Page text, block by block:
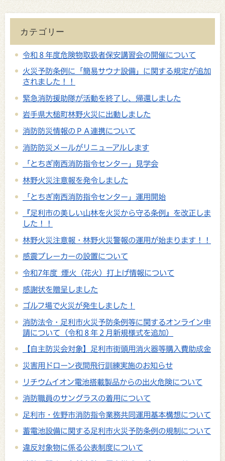
カテゴリー
令和８年度危険物取扱者保安講習会の開催について
火災予防条例に「簡易サウナ設備」に関する規定が追加
されました！！
緊急消防援助隊が活動を終了し、帰還しました
岩手県大槌町林野火災に出動しました
消防防災情報のＰＡ連携について
消防防災メールがリニューアルします
「とちぎ南西消防指令センター」見学会
林野火災注意報を発令しました
「とちぎ南西消防指令センター」運用開始
『足利市の美しい山林を火災から守る条例』を改正しま
した！！
林野火災注意報・林野火災警報の運用が始まります！！
感震ブレーカーの設置について
令和7年度 煙火（花火）打上げ情報について
感謝状を贈呈しました
ゴルフ場で火災が発生しました！
消防法令・足利市火災予防条例等に関するオンライン申
請について（令和８年２月新規様式を追加）
【自主防災会対象】足利市街頭用消火器等購入費助成金
災害用ドローン夜間飛行訓練実施のお知らせ
リチウムイオン電池搭載製品からの出火危険について
消防職員のサングラスの着用について
足利市・佐野市消防指令業務共同運用基本構想について
蓄電池設備に関する足利市火災予防条例の規制について
違反対象物に係る公表制度について